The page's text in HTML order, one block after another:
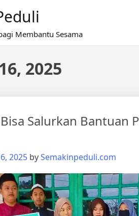
Membantu Sesama
2025
Salurkan Bantuan
2025 bySemakinpeduli.com